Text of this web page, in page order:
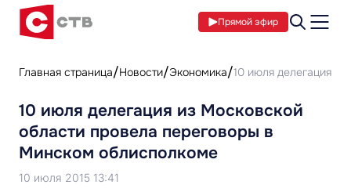
Прямой эфир
Главная страница Новости Экономика 10 июля делегация
10 июля делегация из Московской
области провела переговоры в
Минском облисполкоме
10 июля 2015 13:41